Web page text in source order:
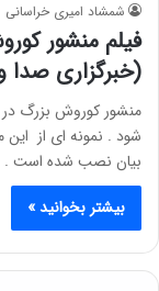
شمشاد امیری خراسانی
فیلم منشور
(خبرگزاری صدا
منشور کوروش بزرگ در
شود . نمونه ای از این
بیان نصب شده است .
بیشتر بخوانید »